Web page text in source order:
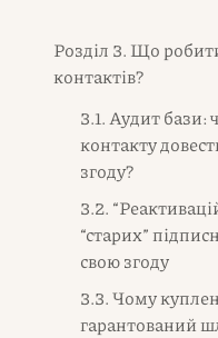
Розділ 3. Що
контактів?
3.1. Аудит
контакту
згоду?
3.2.
“старих”
свою згоду
3.3. Чому
гарантований